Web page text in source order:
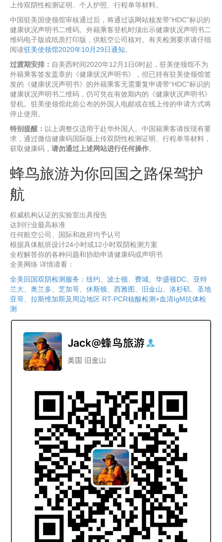
上传双阴性检测证明、个人护照、行程单等材料。
中国驻美国使领馆审核通过后，将通过该网站核发带“HDC”标识的
健康状况声明书二维码。外籍乘客登机时须出示健康状况声明书二
维码电子版或纸质打印版，供航空公司核对。有关检测要求请仔细
阅读驻美使领馆2020年10月29日通知。
过渡期安排： 自美西时间2020年12月1日0时起，驻美使领馆不为
外籍乘客签发盖章的《健康状况声明书》，但已持有驻美使领馆签
发的《健康状况声明书》的外籍乘客无需重复申请带“HDC”标识的
健康状况声明书二维码，仍可凭在有效期内的《健康状况声明书》
登机。驻美使领馆此前公布的外国人电邮或在线上传的申请方式将
停止使用。
特别提醒： 以上调整仅适用于赴华外国人。中国籍乘客请按现有要
求，通过微信健康码国际版上传双阴性检测证明、行程单等材料，
获取健康码， 请勿通过上述网站进行任何操作。
蜂鸟旅游为你回国之路保驾护
航
权威机构认证的实验室出具报告
达到行业最高标准
任何航空公司、国际和政府均予认可
根据具体航班设计24小时或12小时双阴检测方案
全程解答你的各种问题和协助申请健康码或声明书
全美网络 详情请看：
全美回国双阴检测服务：纽约、波士顿、费城、华盛顿DC、亚特
兰大、奥兰多、芝加哥、休斯顿、西雅图、旧金山、洛杉矶、圣地
亚哥、拉斯维加斯及周边地区 RT-PCR核酸检测+血清IgM抗体检
测